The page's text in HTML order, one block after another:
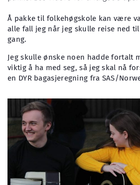
Å pakke til folkehøgskole kan være
alle fall jeg når jeg skulle reise ned
gang.
Jeg skulle ønske noen hadde fortalt
viktig å ha med seg, så jeg skal nå
en DYR bagasjeregning fra SAS/